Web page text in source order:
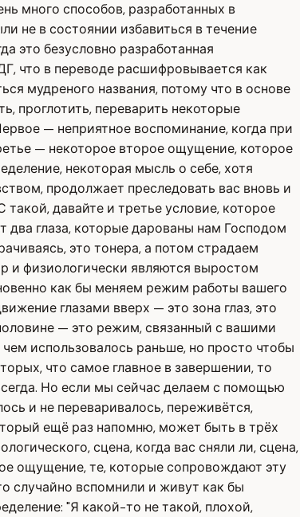
много способов, разработанных в
не в состоянии избавиться в течение
это безусловно разработанная
что в переводе расшифровывается как
мудреного названия, потому что в основе
проглотить, переварить некоторые
— неприятное воспоминание, когда при
— некоторое второе ощущение, которое
некоторая мысль о себе, хотя
продолжает преследовать вас вновь и
давайте и третье условие, которое
два глаза, которые дарованы нам Господом
это тонера, а потом страдаем
и физиологически являются выростом
как бы меняем режим работы вашего
глазами вверх — это зона глаз, это
— это режим, связанный с вашими
использовалось раньше, но просто чтобы
что самое главное в завершении, то
Но если мы сейчас делаем с помощью
и не переваривалось, переживётся,
ещё раз напомню, может быть в трёх
сцена, когда вас сняли ли, сцена,
ощущение, те, которые сопровождают эту
случайно вспомнили и живут как бы
"Я какой-то не такой, плохой,